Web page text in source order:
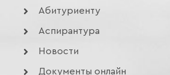
Абитуриенту
Аспирантура
Новости
Документы онлайн